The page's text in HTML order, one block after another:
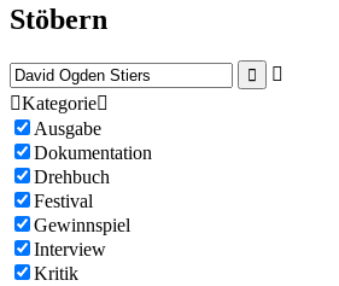
Stöbern


Kategorie
Ausgabe
Dokumentation
Drehbuch
Festival
Gewinnspiel
Interview
Kritik